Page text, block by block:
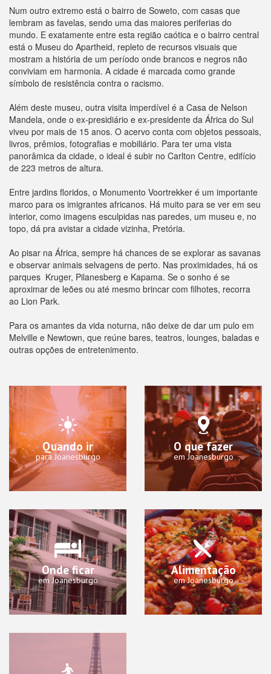
Num outro extremo está o bairro de Soweto, com casas que
lembram as favelas, sendo uma das maiores periferias do
mundo. E exatamente entre esta região caótica e o bairro central
está o Museu do Apartheid, repleto de recursos visuais que
mostram a história de um período onde brancos e negros não
conviviam em harmonia. A cidade é marcada como grande
símbolo de resistência contra o racismo.
Além deste museu, outra visita imperdível é a Casa de Nelson
Mandela, onde o ex-presidiário e ex-presidente da África do Sul
viveu por mais de 15 anos. O acervo conta com objetos pessoais,
livros, prêmios, fotografias e mobiliário. Para ter uma vista
panorâmica da cidade, o ideal é subir no Carlton Centre, edifício
de 223 metros de altura.
Entre jardins floridos, o Monumento Voortrekker é um importante
marco para os imigrantes africanos. Há muito para se ver em seu
interior, como imagens esculpidas nas paredes, um museu e, no
topo, dá pra avistar a cidade vizinha, Pretória.
Ao pisar na África, sempre há chances de se explorar as savanas
e observar animais selvagens de perto. Nas proximidades, há os
parques Kruger, Pilanesberg e Kapama. Se o sonho é se
aproximar de leões ou até mesmo brincar com filhotes, recorra
ao Lion Park.
Para os amantes da vida noturna, não deixe de dar um pulo em
Melville e Newtown, que reúne bares, teatros, lounges, baladas e
outras opções de entretenimento.
Quando ir
para Joanesburgo
O que fazer
em Joanesburgo
Onde ficar
em Joanesburgo
Alimentação
em Joanesburgo